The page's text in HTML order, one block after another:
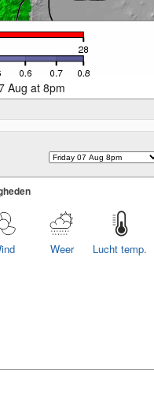
Aug at 8pm
Lucht temp.
Weer